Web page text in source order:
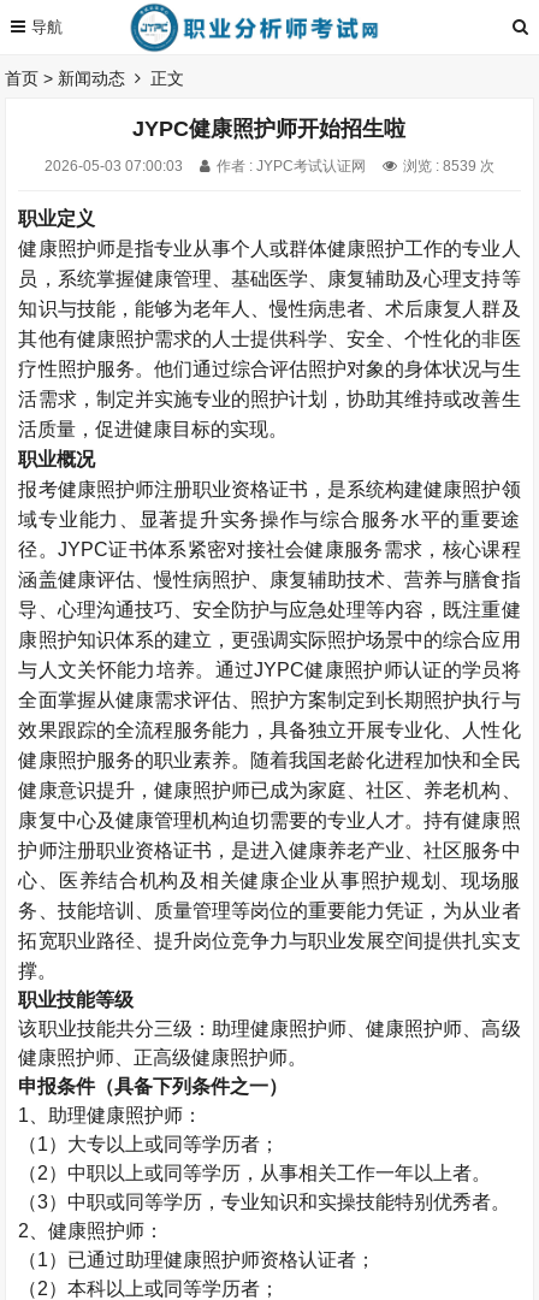
首页 > 新闻动态 正文
JYPC健康照护师开始招生啦
2026-05-03 07:00:03 作者 : JYPC考试认证网 浏览 : 8539 次
职业定义
健康照护师是指专业从事个人或群体健康照护工作的专业人
员，系统掌握健康管理、基础医学、康复辅助及心理支持等
知识与技能，能够为老年人、慢性病患者、术后康复人群及
其他有健康照护需求的人士提供科学、安全、个性化的非医
疗性照护服务。他们通过综合评估照护对象的身体状况与生
活需求，制定并实施专业的照护计划，协助其维持或改善生
活质量，促进健康目标的实现。
职业概况
报考健康照护师注册职业资格证书，是系统构建健康照护领
域专业能力、显著提升实务操作与综合服务水平的重要途
径。JYPC证书体系紧密对接社会健康服务需求，核心课程
涵盖健康评估、慢性病照护、康复辅助技术、营养与膳食指
导、心理沟通技巧、安全防护与应急处理等内容，既注重健
康照护知识体系的建立，更强调实际照护场景中的综合应用
与人文关怀能力培养。通过JYPC健康照护师认证的学员将
全面掌握从健康需求评估、照护方案制定到长期照护执行与
效果跟踪的全流程服务能力，具备独立开展专业化、人性化
健康照护服务的职业素养。随着我国老龄化进程加快和全民
健康意识提升，健康照护师已成为家庭、社区、养老机构、
康复中心及健康管理机构迫切需要的专业人才。持有健康照
护师注册职业资格证书，是进入健康养老产业、社区服务中
心、医养结合机构及相关健康企业从事照护规划、现场服
务、技能培训、质量管理等岗位的重要能力凭证，为从业者
拓宽职业路径、提升岗位竞争力与职业发展空间提供扎实支
撑。
职业技能等级
该职业技能共分三级：助理健康照护师、健康照护师、高级
健康照护师、正高级健康照护师。
申报条件（具备下列条件之一）
1 、助理健康照护师：
（1）大专以上或同等学历者；
（2）中职以上或同等学历，从事相关工作一年以上者。
（3）中职或同等学历，专业知识和实操技能特别优秀者。
2 、健康照护师：
（1）已通过助理健康照护师资格认证者；
（2）本科以上或同等学历者；